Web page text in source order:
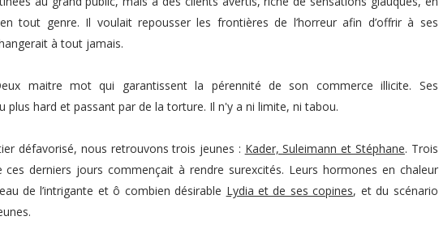
tout genre. Il voulait repousser les frontières de l’horreur afin d’offrir à ses
à tout jamais.
maitre mot qui garantissent la pérennité de son commerce illicite. Ses
plus hard et passant par de la torture. Il n'y a ni limite, ni tabou.
défavorisé, nous retrouvons trois jeunes : Kader, Suleimann et Stéphane. Trois
derniers jours commençait à rendre surexcités. Leurs hormones en chaleur
de l’intrigante et ô combien désirable Lydia et de ses copines, et du scénario